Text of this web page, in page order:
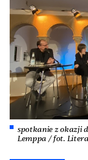
spotkanie z okazji
Lemppa / fot.